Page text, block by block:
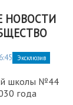
НОВОСТИ
Эксклюзив
школы №44
года